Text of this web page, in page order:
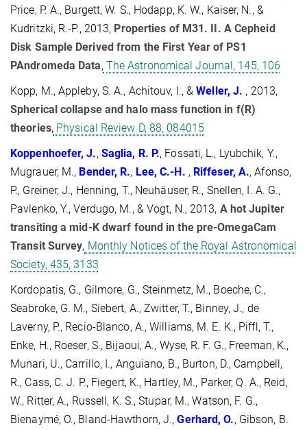
Price, P. A., Burgett, W. S., Hodapp, K. W., Kaiser, N., &
Kudritzki, R.-P., 2013, Properties of M31. II. A Cepheid
Disk Sample Derived from the First Year of PS1
PAndromeda Data,The Astronomical Journal, 145, 106
Kopp, M., Appleby, S. A., Achitouv, I., &Weller, J. , 2013,
Spherical collapse and halo mass function in f(R)
theories,Physical Review D, 88, 084015
Koppenhoefer, J., Saglia, R. P., Fossati, L., Lyubchik, Y.,
Mugrauer, M., Bender, R., Lee, C.-H. , Riffeser, A., Afonso,
P., Greiner, J., Henning, T., Neuhäuser, R., Snellen, I. A. G.,
Pavlenko, Y., Verdugo, M., & Vogt, N., 2013, A hot Jupiter
transiting a mid-K dwarf found in the pre-OmegaCam
Transit Survey, Monthly Notices of the Royal Astronomical
Society, 435, 3133
Kordopatis, G., Gilmore, G., Steinmetz, M., Boeche, C.,
Seabroke, G. M., Siebert, A., Zwitter, T., Binney, J., de
Laverny, P., Recio-Blanco, A., Williams, M. E. K., Piffl, T.,
Enke, H., Roeser, S., Bijaoui, A., Wyse, R. F. G., Freeman, K.,
Munari, U., Carrillo, I., Anguiano, B., Burton, D., Campbell,
R., Cass, C. J. P., Fiegert, K., Hartley, M., Parker, Q. A., Reid,
W., Ritter, A., Russell, K. S., Stupar, M., Watson, F. G.,
Bienaymé, O., Bland-Hawthorn, J.,Gerhard, O., Gibson, B.